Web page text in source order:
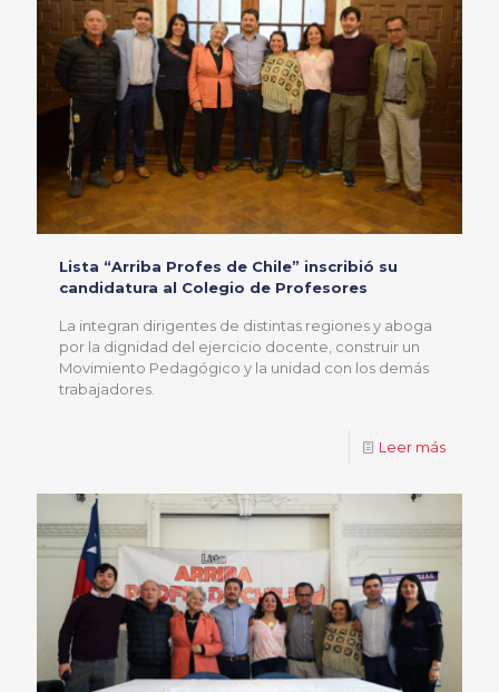
Lista “Arriba Profes de Chile” inscribió su
candidatura al Colegio de Profesores
La integran dirigentes de distintas regiones y aboga
por la dignidad del ejercicio docente, construir un
Movimiento Pedagógico y la unidad con los demás
trabajadores.
Leer más